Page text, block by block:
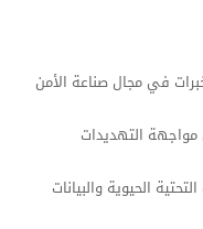
في مجال صناعة الأمن
التهديدات
الحيوية والبيانات